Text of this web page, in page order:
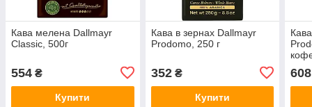
Кава мелена Dallmayr
Classic, 500г
554 ₴
Купити
Кава в зернах Dallmayr
Prodomo, 250 г
352₴
Купити
608